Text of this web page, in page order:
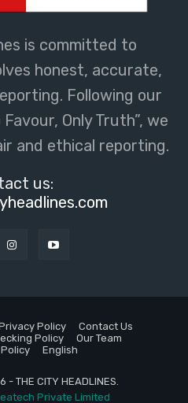
is committed to
honest, accurate,
Following our
Only Truth”, we
and ethical reporting.
us:
Policy
Contact Us
Policy
Our Team
English
THE CITY HEADLINES.
Private Limited